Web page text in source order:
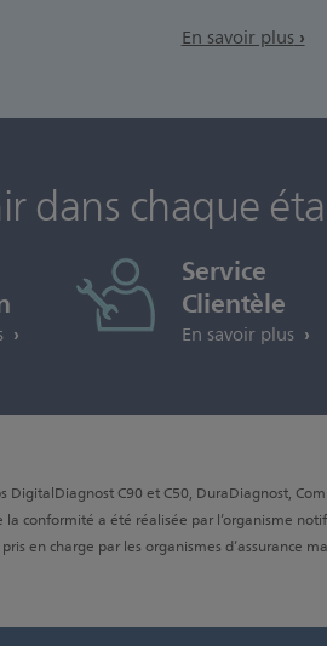
En savoir plus
dans chaque
Service
Clientèle
En savoir plus
DigitalDiagnost C90 et C50, DuraDiagnost,
conformité a été réalisée par l’organisme
en charge par les organismes